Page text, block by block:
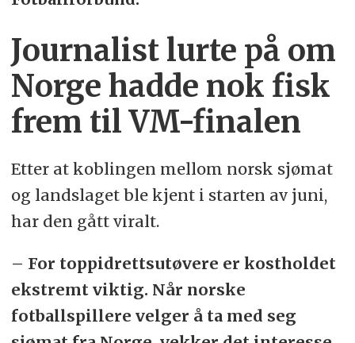
Journalist lurte på om
Norge hadde nok fisk
frem til VM-finalen
Etter at koblingen mellom norsk sjømat
og landslaget ble kjent i starten av juni,
har den gått viralt.
– For toppidrettsutøvere er kostholdet
ekstremt viktig. Når norske
fotballspillere velger å ta med seg